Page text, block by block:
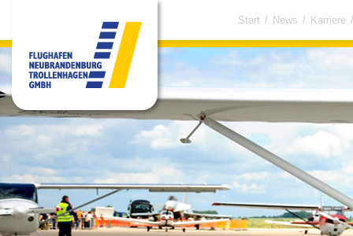
Start / News / Karriere /